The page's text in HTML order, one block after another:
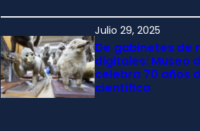
Julio 29, 2025
De gabinetes de
digitales: Museo
celebra 70 años
científica